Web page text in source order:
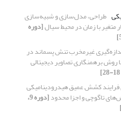
طراحی، مدل‌سازی و شبیه‌سازی
متغیر با زمان در محیط سیال[دوره
غیرمخرب تنش پسماند در
برهمنگاری تصاویر دیجیتالی
فرایند کشش عمیق هیدرودینامیکی
تاگوچی و اجزا محدود [دوره 9،